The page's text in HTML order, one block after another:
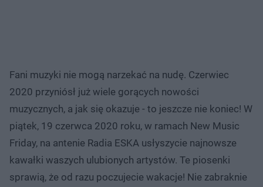
Fani muzyki nie mogą narzekać na nudę. Czerwiec
2020 przyniósł już wiele gorących nowości
muzycznych, a jak się okazuje - to jeszcze nie koniec! W
piątek, 19 czerwca 2020 roku, w ramach New Music
Friday, na antenie Radia ESKA usłyszycie najnowsze
kawałki waszych ulubionych artystów. Te piosenki
sprawią, że od razu poczujecie wakacje! Nie zabraknie